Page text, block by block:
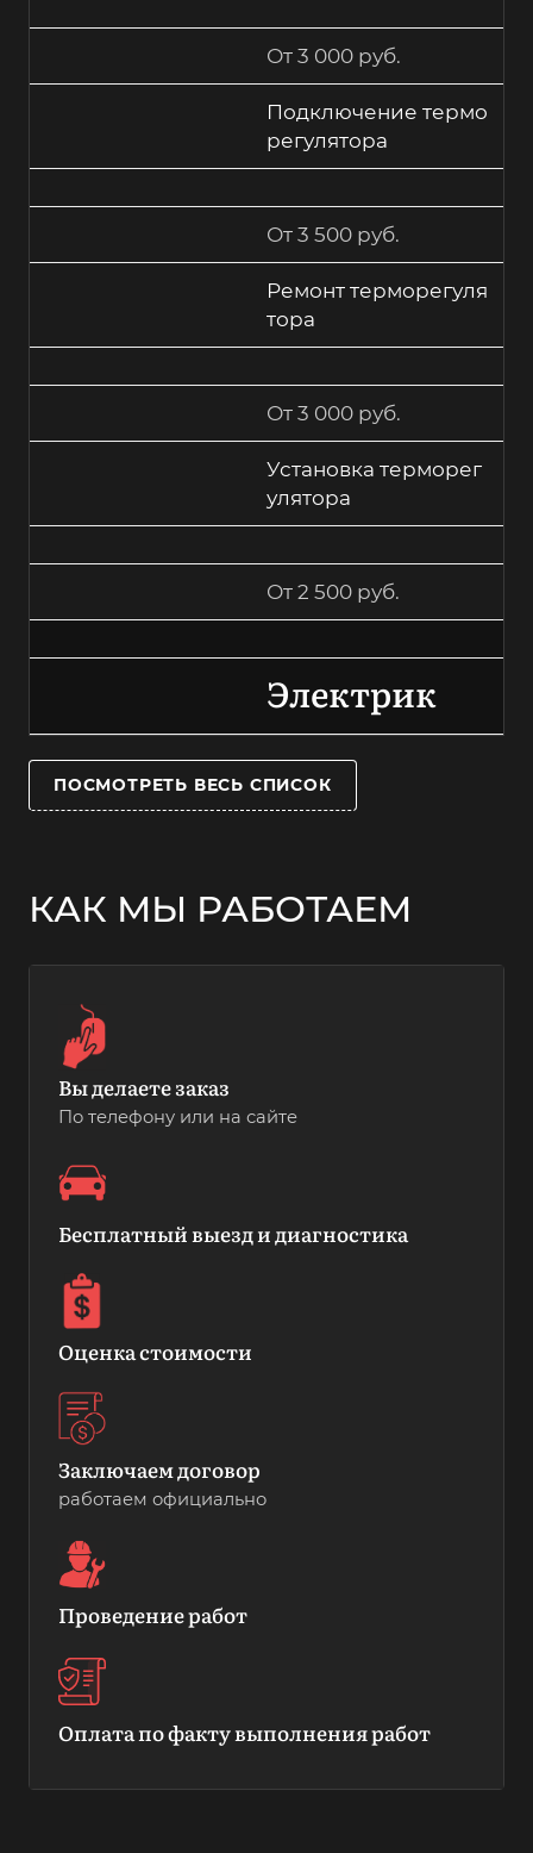
От 3 000 руб.
Подключение термо
регулятора
От 3 500 руб.
Ремонт терморегуля
тора
От 3 000 руб.
Установка терморег
улятора
От 2 500 руб.
Электрик
ПОСМОТРЕТЬ ВЕСЬ СПИСОК
КАК МЫ РАБОТАЕМ
Вы делаете заказ
По телефону или на сайте
Бесплатный выезд и диагностика
Оценка стоимости
Заключаем договор
работаем официально
Проведение работ
Оплата по факту выполнения работ